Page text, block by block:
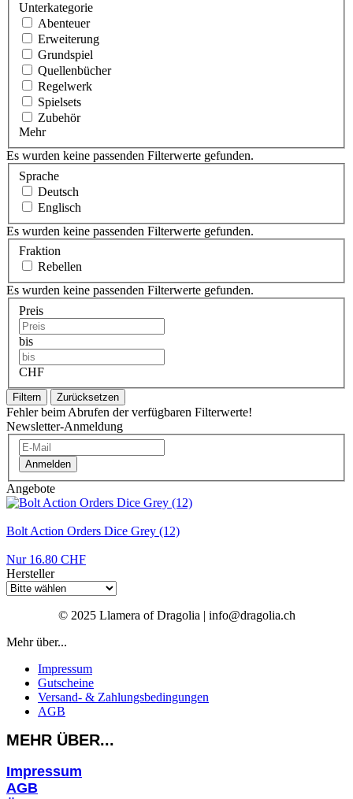
Unterkategorie
Abenteuer
Erweiterung
Grundspiel
Quellenbücher
Regelwerk
Spielsets
Zubehör
Mehr
Es wurden keine passenden Filterwerte gefunden.
Sprache
Deutsch
Englisch
Es wurden keine passenden Filterwerte gefunden.
Fraktion
Rebellen
Es wurden keine passenden Filterwerte gefunden.
Preis
bis
CHF
Filtern Zurücksetzen
Fehler beim Abrufen der verfügbaren Filterwerte!
Newsletter-Anmeldung
Anmelden
Angebote
Bolt Action Orders Dice Grey (12)
Nur 16.80 CHF
Hersteller
© 2025 Llamera of Dragolia | info@dragolia.ch
Mehr über...
Impressum
Gutscheine
Versand- & Zahlungsbedingungen
AGB
MEHR ÜBER...
Impressum
AGB